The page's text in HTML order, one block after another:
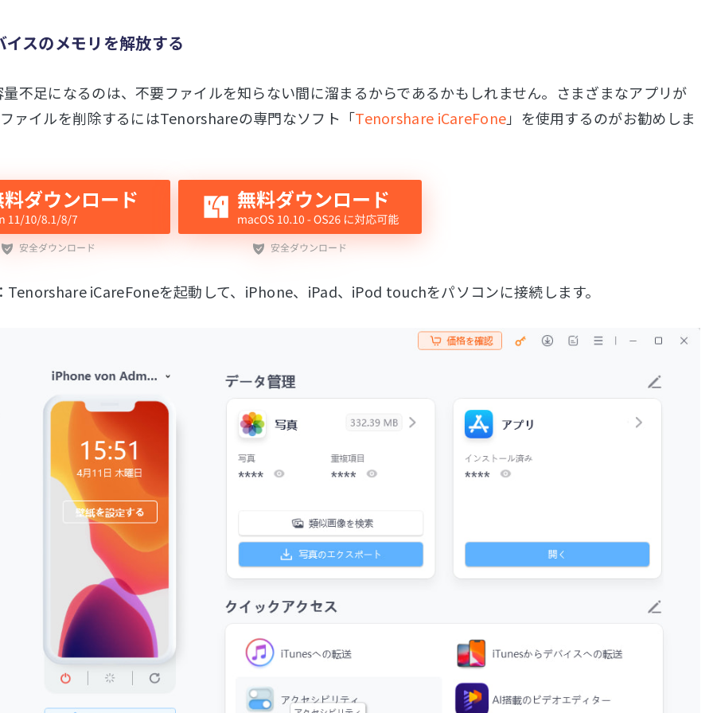
イスのメモリを解放する
不足になるのは、不要ファイルを知らない間に溜まるからであるかもしれません。さまざまなアプリが
ァイルを削除するにはTenorshareの専門なソフト「Tenorshare iCareFone」を使用するのがお勧めしま
Tenorshare iCareFoneを起動して、iPhone、iPad、iPod touchをパソコンに接続します。